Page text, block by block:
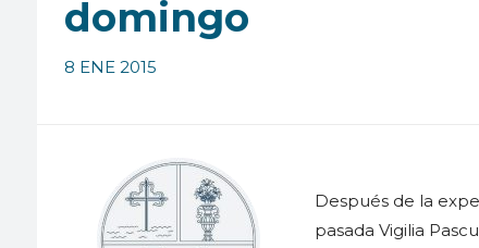
domingo
8 ENE 2015
Después de la
pasada Vigilia